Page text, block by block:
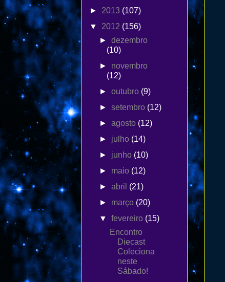
► 2013 (107)
▼ 2012 (156)
►dezembro
(10)
► novembro
(12)
►outubro (9)
►setembro (12)
►agosto (12)
► julho (14)
► junho (10)
► maio (12)
►abril (21)
► março (20)
▼fevereiro (15)
Encontro
Diecast
Coleciona
neste
Sábado!